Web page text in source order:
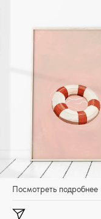
Посмотреть подробнее